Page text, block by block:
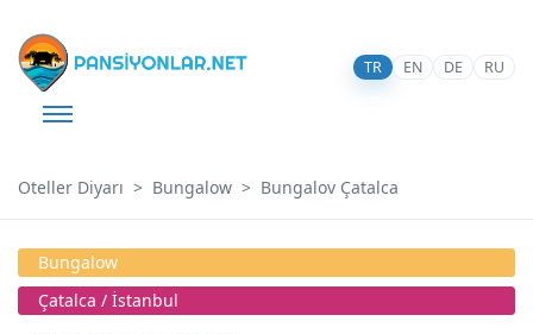
TR EN DE RU
Oteller Diyarı Bungalow Bungalov Çatalca
Bungalow
Çatalca / İstanbul